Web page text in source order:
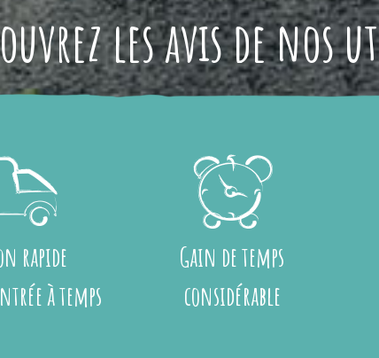
les avis de nos
rapide
à temps
Gain de temps
considérable